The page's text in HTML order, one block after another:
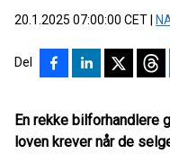
20.1.2025 07:00:00 CET
Del
En rekke bilforhandlere
loven krever når de